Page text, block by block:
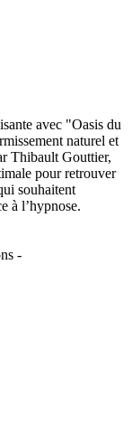
avec "Oasis du
naturel et
Thibault Gouttier,
pour retrouver
souhaitent
à l’hypnose.
-